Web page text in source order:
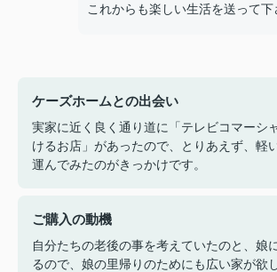
これからも楽しい生活を送って下
ケーズホームとの出会い
実家に近く良く通り道に「テレビコマーシ
けるお店」があったので、とりあえず、軽
運んでみたのがきっかけです。
ご購入の動機
自分たちの老後の事を考えていたのと、娘
るので、娘の里帰りのためにも広い家が欲